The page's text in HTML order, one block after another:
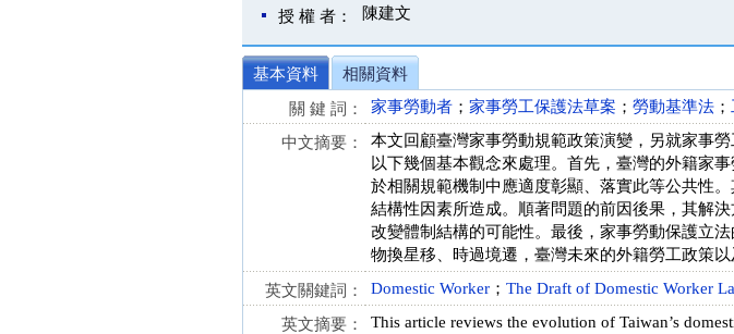
授 權 者：
陳建文
基本資料
相關資料
關 鍵 詞：
家事勞動者 ； 家事勞工保護法草案 ； 勞動基準法 ；
中文摘要：
本文回顧臺灣家事勞動規範政策演變，另就家事
以下幾個基本觀念來處理。首先，臺灣的外籍家
於相關規範機制中應適度彰顯、落實此等公共性
結構性因素所造成。順著問題的前因後果，其解
改變體制結構的可能性。最後，家事勞動保護立
物換星移、時過境遷，臺灣未來的外籍勞工政策
英文關鍵詞： Domestic Worker ； The Draft of Domestic Worker
英文摘要：
This article reviews the evolution of Taiwan’s